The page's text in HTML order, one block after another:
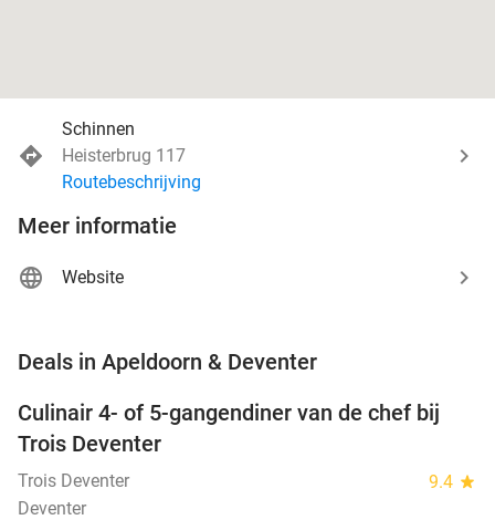
Schinnen
Heisterbrug 117
Routebeschrijving
Meer informatie
Website
Deals in Apeldoorn & Deventer
39%
TODAY
Culinair 4- of 5-gangendiner van de chef bij
Trois Deventer
Trois Deventer 9.4 star
Deventer